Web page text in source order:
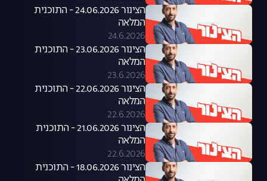
הצינור 24.06.2026 - התוכנית
המלאה
24.6.2026
הצינור 23.06.2026 - התוכנית
המלאה
23.6.2026
הצינור 22.06.2026 - התוכנית
המלאה
22.6.2026
הצינור 21.06.2026 - התוכנית
המלאה
22.6.2026
הצינור 18.06.2026 - התוכנית